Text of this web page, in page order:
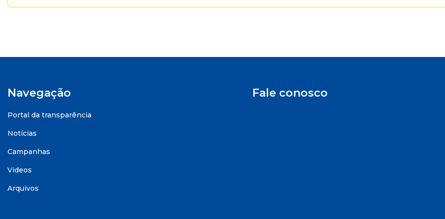
Navegação
Portal da transparência
Notícias
Campanhas
Videos
Arquivos
Fale conosco